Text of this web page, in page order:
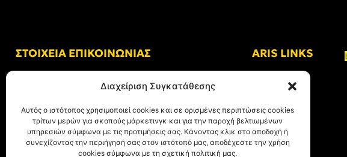
Διαχείριση Συγκατάθεσης
Αυτός ο ιστότοπος χρησιμοποιεί cookies και σε ορισμένες περιπτώσεις cookies
τρίτων μερών για σκοπούς μάρκετινγκ και για την παροχή βελτιωμένων
υπηρεσιών σύμφωνα με τις προτιμήσεις σας. Κάνοντας κλικ στο αποδοχή ή
συνεχίζοντας την περιήγησή σας στον ιστότοπό μας, αποδέχεστε την χρήση
cookies σύμφωνα με τη σχετική πολιτική μας.
ΣΤΟΙΧΕΙΑ ΕΠΙΚΟΙΝΩΝΙΑΣ
Αλκμήνης 69, Χαριλάου
Τ.Κ. 54249 Θεσσαλονίκη
Tηλ. Επικοινωνίας:+30 (2310) 305 402
E-mail: info@aris.gr
ARIS LINKS